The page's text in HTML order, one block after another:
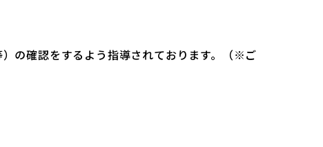
の確認をするよう指導されております。（※ご